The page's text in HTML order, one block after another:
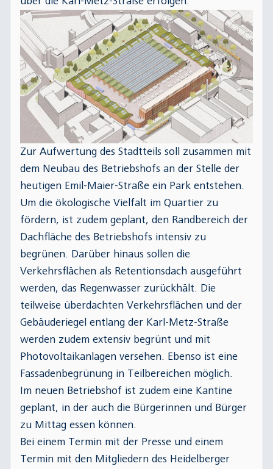
betriebene Busse ausgetauscht. Zudem hält das
flexible, individuelle Personenshuttle fips Einzug
in den Heidelberger Stadtteilen Ziegelhausen,
Schlierbach und Rohrbach.
Um die steigenden Anforderungen zu erfüllen,
muss auch der Betriebshof wachsen. Nach dem
Grundsatzbeschluss des Gemeinderates soll dies
mit einem Neubau am alten Standort in der
Bergheimer Straße verwirklicht werden.
Dabei soll das neue Gebäude möglichst
ressourcenschonend gebaut werden und den
Stadtteil Bergheim für Menschen, die dort
wohnen und arbeiten, aufwerten. Der
gestiegene Flächenbedarf soll zudem erfüllt
werden, ohne weitere Flächen zu versiegeln.
Zur Aufwertung des Stadtteils soll zusammen mit
dem Neubau des Betriebshofs an der Stelle der
heutigen Emil-Maier-Straße ein Park entstehen.
Um die ökologische Vielfalt im Quartier zu
fördern, ist zudem geplant, den Randbereich der
Dachfläche des Betriebshofs intensiv zu
begrünen. Darüber hinaus sollen die
Verkehrsflächen als Retentionsdach ausgeführt
werden, das Regenwasser zurückhält. Die
teilweise überdachten Verkehrsflächen und der
Gebäuderiegel entlang der Karl-Metz-Straße
werden zudem extensiv begrünt und mit
Photovoltaikanlagen versehen. Ebenso ist eine
Fassadenbegrünung in Teilbereichen möglich.
Im neuen Betriebshof ist zudem eine Kantine
geplant, in der auch die Bürgerinnen und Bürger
zu Mittag essen können.
Bei einem Termin mit der Presse und einem
Termin mit den Mitgliedern des Heidelberger